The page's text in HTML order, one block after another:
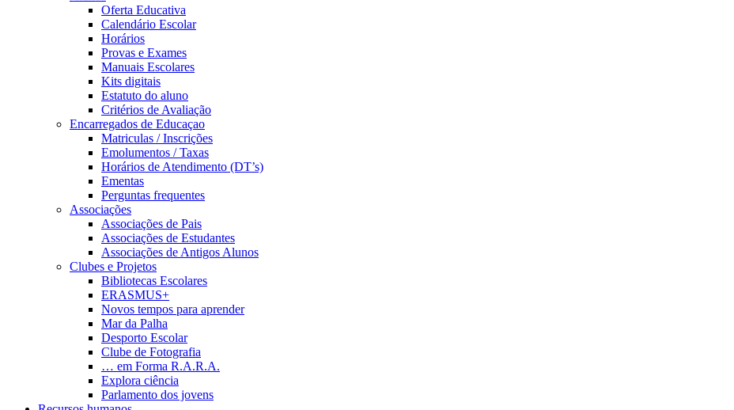
Oferta Educativa
Calendário Escolar
Horários
Provas e Exames
Manuais Escolares
Kits digitais
Estatuto do aluno
Critérios de Avaliação
Encarregados de Educaçao
Matriculas / Inscrições
Emolumentos / Taxas
Horários de Atendimento (DT’s)
Ementas
Perguntas frequentes
Associações
Associações de Pais
Associações de Estudantes
Associações de Antigos Alunos
Clubes e Projetos
Bibliotecas Escolares
ERASMUS+
Novos tempos para aprender
Mar da Palha
Desporto Escolar
Clube de Fotografia
… em Forma R.A.R.A.
Explora ciência
Parlamento dos jovens